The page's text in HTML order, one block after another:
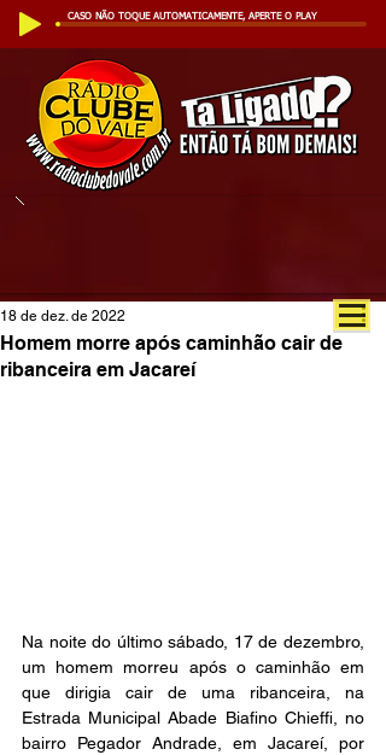
CASO NÃO TOQUE AUTOMATICAMENTE, APERTE O PLAY
Homem morre após caminhão cair de
ribanceira em Jacareí
18 de dez. de 2022
Na noite do último sábado, 17 de dezembro,
um homem morreu após o caminhão em
que dirigia cair de uma ribanceira, na
Estrada Municipal Abade Biafino Chieffi, no
bairro Pegador Andrade, em Jacareí, por